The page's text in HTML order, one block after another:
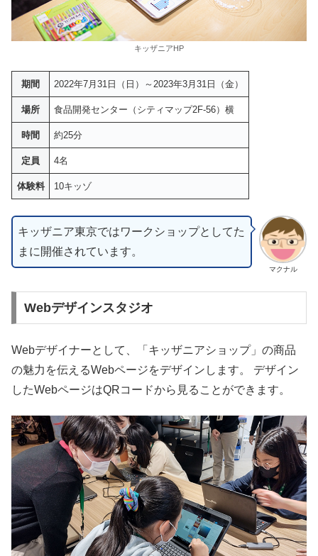
キッザニアHP
期間 2022年7月31日（日）～2023年3月31日（金）
場所 食品開発センター（シティマップ2F-56）横
時間 約25分
定員 4名
体験料 10キッゾ
マクナル
キッザニア東京ではワークショップとしてた
まに開催されています。
Webデザインスタジオ
Webデザイナーとして、「キッザニアショップ」の商品
の魅力を伝えるWebページをデザインします。 デザイン
したWebページはQRコードから見ることができます。